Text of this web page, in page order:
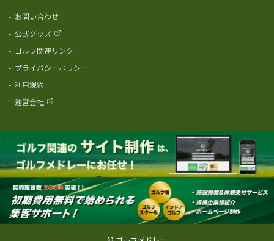
- お問い合わせ
- 公式グッズ
- ゴルフ関連リンク
- プライバシーポリシー
- 利用規約
- 運営会社